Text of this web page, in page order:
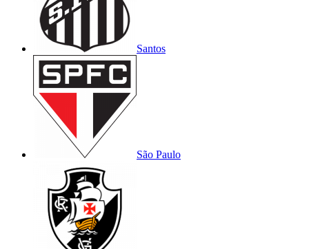
Santos
São Paulo